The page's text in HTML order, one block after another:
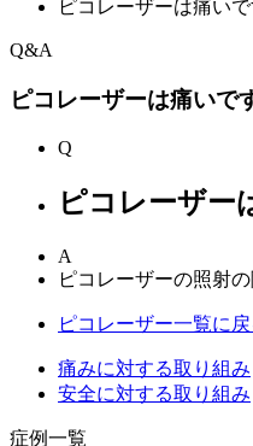
ピコレーザーは痛いで
Q&A
ピコレーザーは痛いで
Q
ピコレーザー
A
ピコレーザーの照射
ピコレーザー一覧に戻
痛みに対する取り組み
安全に対する取り組み
症例一覧